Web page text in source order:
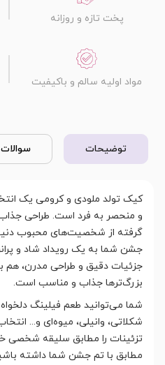
پخت تازه و روزانه
مواد اولیه سالم و باکیفیت
توضیحات
کیک تولد ملودی و کرومی یک
و منحصر به فرد است. طراحی جذاب
گرفته از شخصیت‌های محبوب
جشن شما به یک رویداد شاد و
جزئیات دقیق و طراحی مدرن، هم
بزرگ‌ترها جذاب و مناسب است.
شما می‌توانید طعم فیلینگ
شکلاتی، وانیلی، میوه‌ای و...
تزئینات را مطابق سلیقه شخصی
مطابق با تم جشن شما داشته